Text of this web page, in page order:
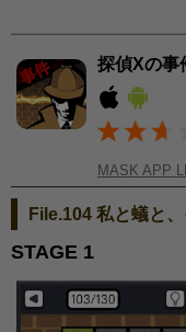
探偵Xの事
MASK APP
File.104 私と蟻と
STAGE 1